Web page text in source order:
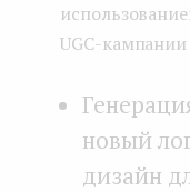
UGC-
новый
дизайн